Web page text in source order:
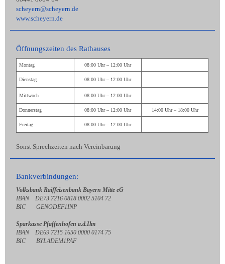
scheyern@scheyern.de
www.scheyern.de
Öffnungszeiten des Rathauses
Montag 08:00 Uhr – 12:00 Uhr
Dienstag 08:00 Uhr – 12:00 Uhr
Mittwoch 08:00 Uhr – 12:00 Uhr
Donnerstag 08:00 Uhr – 12:00 Uhr 14:00 Uhr – 18:00 Uhr
Freitag 08:00 Uhr – 12:00 Uhr
Sonst Sprechzeiten nach Vereinbarung
Bankverbindungen:
Volksbank Raiffeisenbank Bayern Mitte eG
IBAN DE73 7216 0818 0002 5104 72
BIC GENODEF1INP
Sparkasse Pfaffenhofen a.d.Ilm
IBAN DE69 7215 1650 0000 0174 75
BIC BYLADEM1PAF